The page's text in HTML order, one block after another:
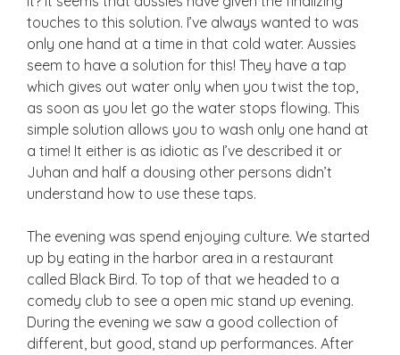
touches to this solution. I’ve always wanted to was
only one hand at a time in that cold water. Aussies
seem to have a solution for this! They have a tap
which gives out water only when you twist the top,
as soon as you let go the water stops flowing. This
simple solution allows you to wash only one hand at
a time! It either is as idiotic as I’ve described it or
Juhan and half a dousing other persons didn’t
understand how to use these taps.
The evening was spend enjoying culture. We started
up by eating in the harbor area in a restaurant
called Black Bird. To top of that we headed to a
comedy club to see a open mic stand up evening.
During the evening we saw a good collection of
different, but good, stand up performances. After